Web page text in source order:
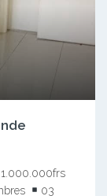
1.000.000frs
03